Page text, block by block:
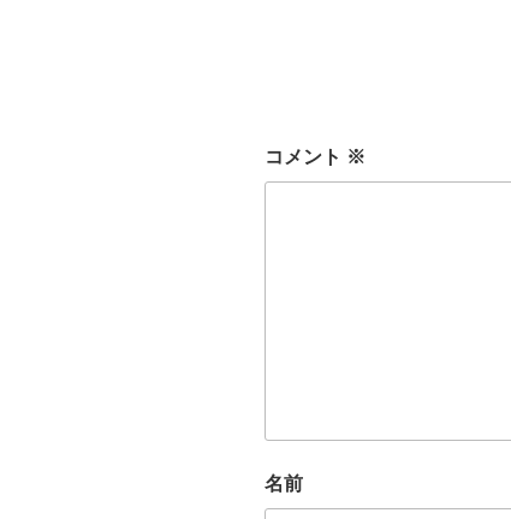
コメント ※
名前